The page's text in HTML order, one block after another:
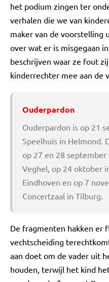
het podium zingen ter
verhalen die we van
maker van de voorstelling
over wat er is misgegaan
beschrijven waar ze fout
kinderrechter mee aan de
Ouderpardon
Ouderpardon is op 21
Speelhuis in Helmond.
op 27 en 28 september
Veghel, op 24 oktober
Eindhoven en op 7
Concertzaal in Tilburg.
De fragmenten hakken er
vechtscheiding
aan doet om de vader uit
houden, terwijl het kind